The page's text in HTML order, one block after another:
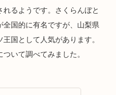
るようです。さくらんぼと
国的に有名ですが、山梨県
国として人気があります。
いて調べてみました。